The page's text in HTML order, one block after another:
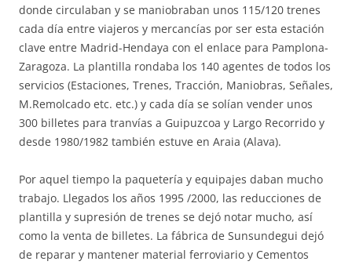
donde circulaban y se maniobraban unos 115/120 trenes
cada día entre viajeros y mercancías por ser esta estación
clave entre Madrid-Hendaya con el enlace para Pamplona-
Zaragoza. La plantilla rondaba los 140 agentes de todos los
servicios (Estaciones, Trenes, Tracción, Maniobras, Señales,
M.Remolcado etc. etc.) y cada día se solían vender unos
300 billetes para tranvías a Guipuzcoa y Largo Recorrido y
desde 1980/1982 también estuve en Araia (Alava).
Por aquel tiempo la paquetería y equipajes daban mucho
trabajo. Llegados los años 1995 /2000, las reducciones de
plantilla y supresión de trenes se dejó notar mucho, así
como la venta de billetes. La fábrica de Sunsundegui dejó
de reparar y mantener material ferroviario y Cementos